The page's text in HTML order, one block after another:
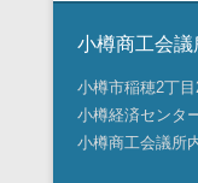
小樽商工会議
小樽市稲穂2丁
小樽経済センタ
小樽商工会議所